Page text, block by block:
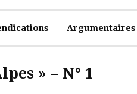
Argumentaires
» – N° 1